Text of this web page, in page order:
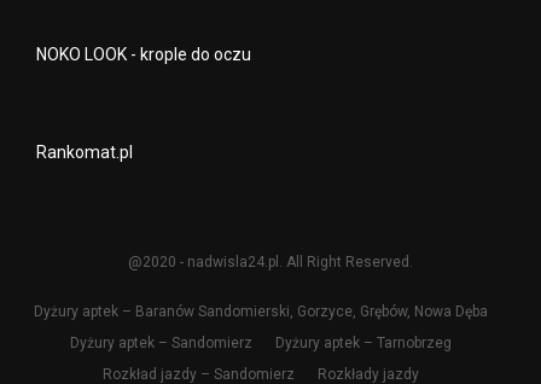
NOKO LOOK - krople do oczu
Rankomat.pl
@2020 - nadwisla24.pl. All Right Reserved.
Dyżury aptek – Baranów Sandomierski, Gorzyce, Grębów, Nowa Dęba
Dyżury aptek – Sandomierz
Dyżury aptek – Tarnobrzeg
Rozkład jazdy – Sandomierz
Rozkłady jazdy